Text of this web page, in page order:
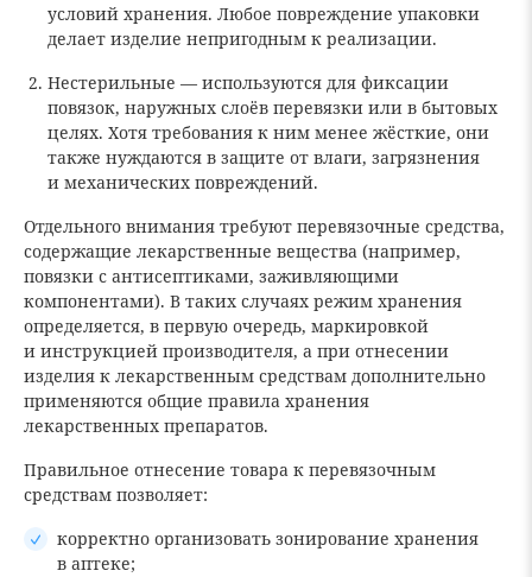
условий хранения. Любое повреждение упаковки
делает изделие непригодным к реализации.
Нестерильные — используются для фиксации
повязок, наружных слоёв перевязки или в бытовых
целях. Хотя требования к ним менее жёсткие, они
также нуждаются в защите от влаги, загрязнения
и механических повреждений.
Отдельного внимания требуют перевязочные средства,
содержащие лекарственные вещества (например,
повязки с антисептиками, заживляющими
компонентами). В таких случаях режим хранения
определяется, в первую очередь, маркировкой
и инструкцией производителя, а при отнесении
изделия к лекарственным средствам дополнительно
применяются общие правила хранения
лекарственных препаратов.
Правильное отнесение товара к перевязочным
средствам позволяет:
корректно организовать зонирование хранения
в аптеке;